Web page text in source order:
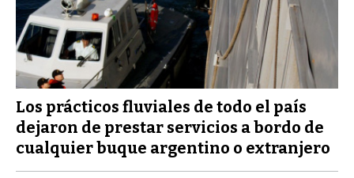
Los prácticos fluviales de todo el país
dejaron de prestar servicios a bordo de
cualquier buque argentino o extranjero